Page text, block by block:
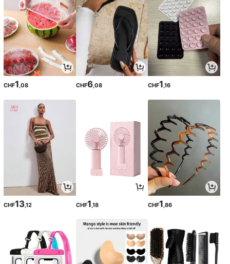
CHF1,08 CHF6,08 CHF1,16
CHF13,12 CHF1 ,18 CHF1 ,86